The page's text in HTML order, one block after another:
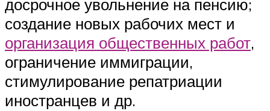
досрочное увольнение на пенсию;
создание новых рабочих мест и
организация общественных работ,
ограничение иммиграции,
стимулирование репатриации
иностранцев и др.